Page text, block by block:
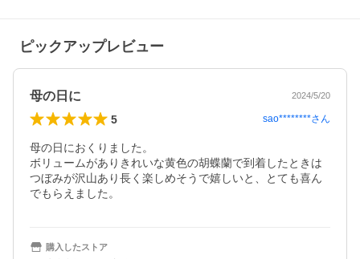
ピックアップレビュー
母の日に 2024/5/20
5 sao********さん
母の日におくりました。
ボリュームがありきれいな黄色の胡蝶蘭で到着したときは
つぼみが沢山あり長く楽しめそうで嬉しいと、とても喜ん
でもらえました。
購入したストア